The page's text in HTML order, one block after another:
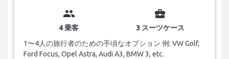
group
4 乗客
business_center
3 スーツケース
1〜4人の旅行者のための手頃なオプション 例: VW Golf,
Ford Focus, Opel Astra, Audi A3, BMW 3, etc.